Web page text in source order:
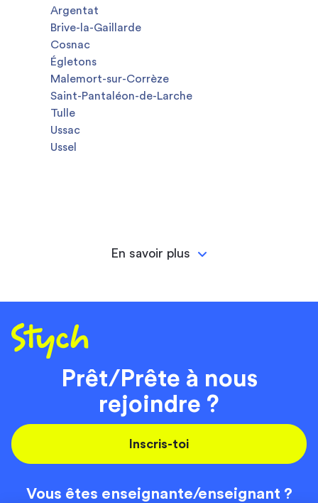
Argentat
Brive-la-Gaillarde
Cosnac
Égletons
Malemort-sur-Corrèze
Saint-Pantaléon-de-Larche
Tulle
Ussac
Ussel
En savoir plus
Prêt/Prête à nous
rejoindre ?
Inscris-toi
Vous êtes enseignante/enseignant ?